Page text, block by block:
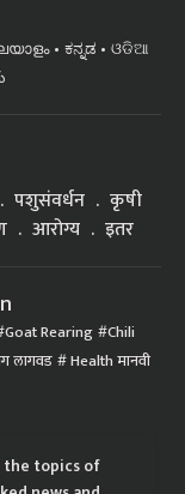
ಕನ್ನಡ
ଓଡିଆ
पशुसंवर्धन
कृषी
आरोग्य इतर
Goat Rearing Chili
लागवड Health मानवी
the topics of